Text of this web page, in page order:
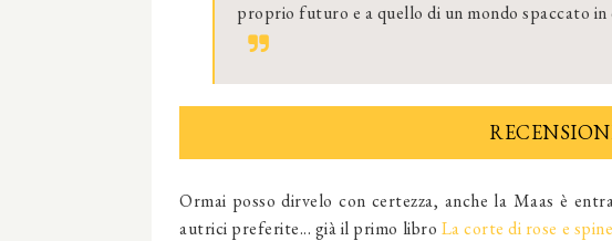
proprio futuro e a quello di un mondo spaccato in
Ormai posso dirvelo con certezza, anche la Maas è
autrici preferite... già il primo libro La corte di rose e